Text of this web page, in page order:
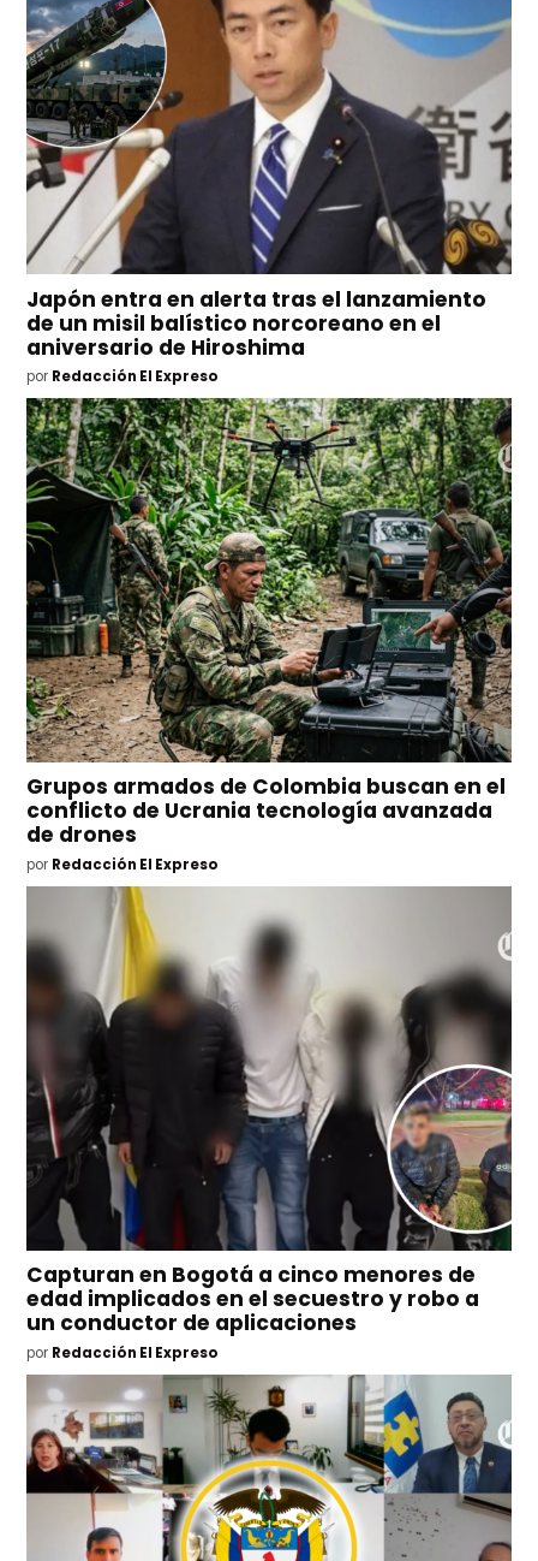
Japón entra en alerta tras el lanzamiento
de un misil balístico norcoreano en el
aniversario de Hiroshima
por Redacción El Expreso
Grupos armados de Colombia buscan en el
conflicto de Ucrania tecnología avanzada
de drones
por Redacción El Expreso
Capturan en Bogotá a cinco menores de
edad implicados en el secuestro y robo a
un conductor de aplicaciones
por Redacción El Expreso